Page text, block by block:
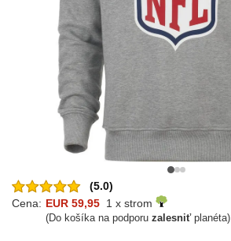
(5.0)
Cena: EUR 59,95 1 x strom
(Do košíka na podporu zalesniťplanéta)